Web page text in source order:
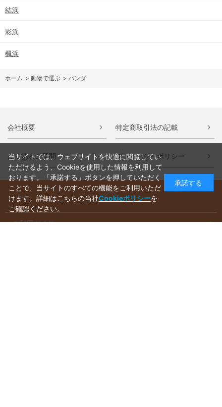
結浜
彩浜
楓浜
ホーム > 動物で選ぶ > パンダ
会社概要 特定商取引法の記載
よくあるご質問 プライバシーポリシー
ご利用ガイド
当サイトでは、ウェブサイトを快適に閲覧してい
ただけるよう、Cookieを使用した情報を利用して
おります。「承諾する」ボタンを押していただく
ことで、当サイトのすべての機能をご利用いただ
けます。詳細はこちらの当社Cookieポリシーを
ご確認ください。
承諾する